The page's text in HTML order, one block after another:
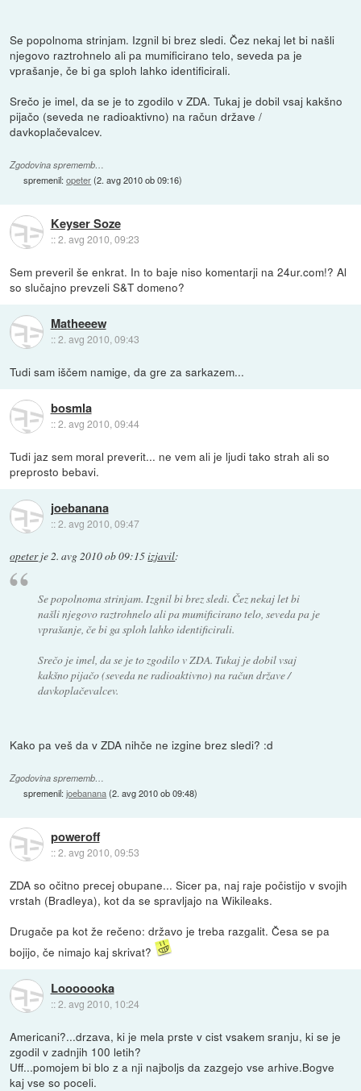
Se popolnoma strinjam. Izgnil bi brez sledi. Čez nekaj let bi našli
njegovo raztrohnelo ali pa mumificirano telo, seveda pa je
vprašanje, če bi ga sploh lahko identificirali.
Srečo je imel, da se je to zgodilo v ZDA. Tukaj je dobil vsaj kakšno
pijačo (seveda ne radioaktivno) na račun države /
davkoplačevalcev.
Zgodovina sprememb…
spremenil:opeter(2. avg 2010 ob 09:16)
Keyser Soze
::2. avg 2010, 09:23
Sem preveril še enkrat. In to baje niso komentarji na 24ur.com!? Al
so slučajno prevzeli S&T domeno?
Matheeew
::2. avg 2010, 09:43
Tudi sam iščem namige, da gre za sarkazem...
bosmla
::2. avg 2010, 09:44
Tudi jaz sem moral preverit... ne vem ali je ljudi tako strah ali so
preprosto bebavi.
joebanana
::2. avg 2010, 09:47
opeterje2. avg 2010 ob 09:15izjavil:
Se popolnoma strinjam. Izgnil bi brez sledi. Čez nekaj let bi
našli njegovo raztrohnelo ali pa mumificirano telo, seveda pa je
vprašanje, če bi ga sploh lahko identificirali.
Srečo je imel, da se je to zgodilo v ZDA. Tukaj je dobil vsaj
kakšno pijačo (seveda ne radioaktivno) na račun države /
davkoplačevalcev.
Kako pa veš da v ZDA nihče ne izgine brez sledi? :d
Zgodovina sprememb…
spremenil:joebanana(2. avg 2010 ob 09:48)
poweroff
::2. avg 2010, 09:53
ZDA so očitno precej obupane... Sicer pa, naj raje počistijo v svojih
vrstah (Bradleya), kot da se spravljajo na Wikileaks.
Drugače pa kot že rečeno: državo je treba razgalit. Česa se pa
bojijo, če nimajo kaj skrivat?
Looooooka
::2. avg 2010, 10:24
Americani?...drzava, ki je mela prste v cist vsakem sranju, ki se je
zgodil v zadnjih 100 letih?
Uff...pomojem bi blo z a nji najboljs da zazgejo vse arhive.Bogve
kaj vse so poceli.